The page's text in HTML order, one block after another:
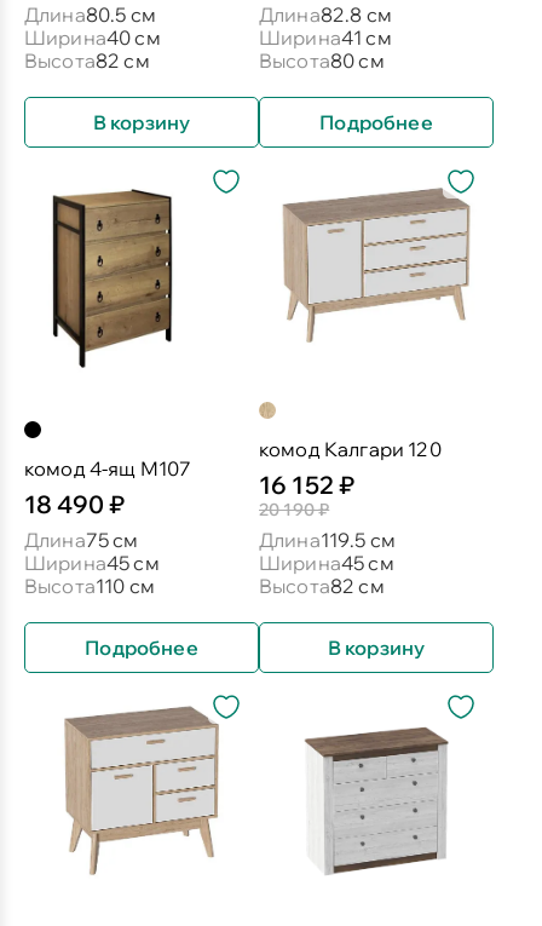
Длина80.5 см
Ширина40 см
Высота82 см
В корзину
Длина82.8 см
Ширина41 см
Высота80 см
Подробнее
комод 4-ящ М107
18 490 ₽
Длина75 см
Ширина45 см
Высота110 см
Подробнее
комод Калгари 120
16 152 ₽
20 190 ₽
Длина119.5 см
Ширина45 см
Высота82 см
В корзину